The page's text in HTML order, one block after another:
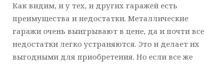
Как видим, и у тех, и других гаражей есть
преимущества и недостатки. Металлические
гаражи очень выигрывают в цене, да и почти все
недостатки легко устраняются. Это и делает их
выгодными для приобретения. Но если все же